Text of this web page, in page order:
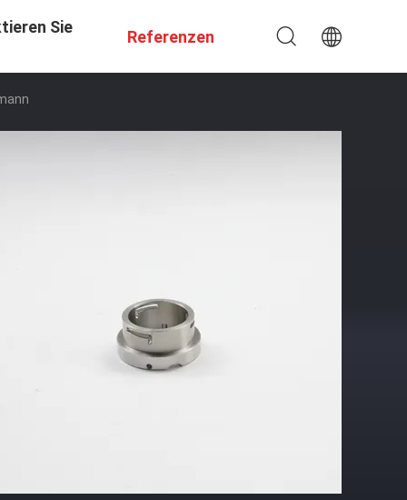
Sie
Referenzen